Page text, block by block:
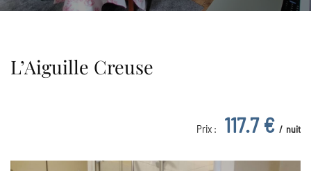
L’Aiguille Creuse
Prix : 117.7 € nuit